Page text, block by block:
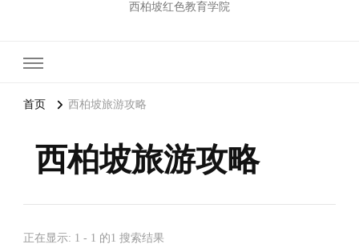
西柏坡红色教育学院
首页 西柏坡旅游攻略
西柏坡旅游攻略
正在显示: 1 - 1 的1 搜索结果